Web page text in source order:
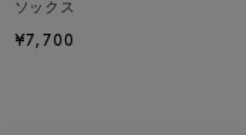
ソックス
¥7,700